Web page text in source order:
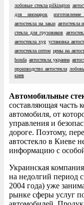
лобовые стекла pilkington
для иномарок
автостекла на заказ автостекла
стекла для грузовиков
автостекла xyg установка
автостекла оптом цены на
honda автостекла украина
производство автостекла
киев
Автомобильные
составляющая часть
автомобиля, от
управления и
дороге. Поэтому,
автостекло в Киеве
информацию с
Украинская
на недолгий период
2004 года) уже
рынке сферы услуг